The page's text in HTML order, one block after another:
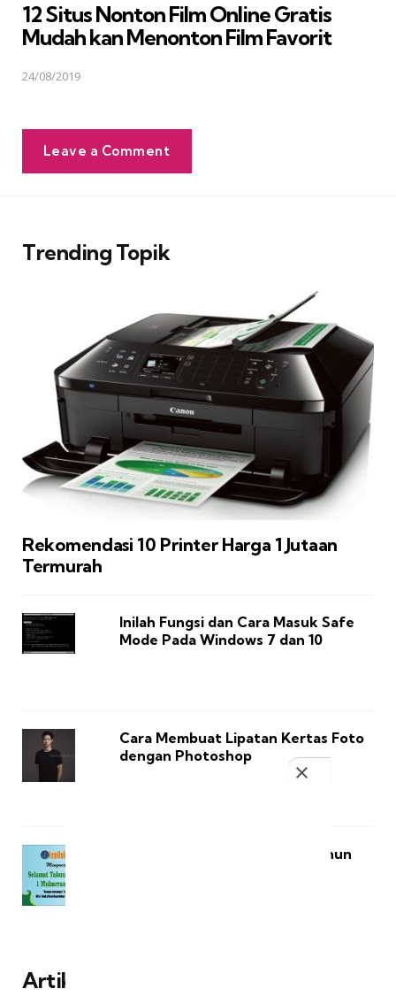
12 Situs Nonton Film Online Gratis
Mudah kan Menonton Film Favorit
24/08/2019
Leave a Comment
Trending Topik
Rekomendasi 10 Printer Harga 1 Jutaan
Termurah
Inilah Fungsi dan Cara Masuk Safe
Mode Pada Windows 7 dan 10
Cara Membuat Lipatan Kertas Foto
dengan Photoshop
Download Desain Spanduk Tahun
Artikel Terbaru